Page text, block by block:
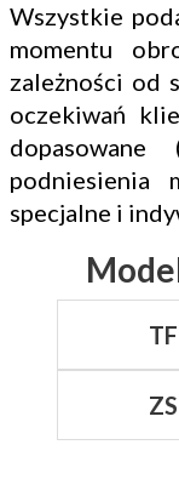
Wszystkie
momentu
zależności od
oczekiwań
podniesienia
specjalne i
TF
ZS